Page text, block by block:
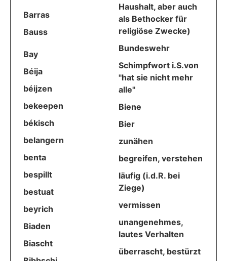
Barras
Bauss
Bay
Béija
béijzen
bekeepen
békisch
belangern
benta
bespillt
bestuat
beyrich
Biaden
Biascht
Haushalt, aber auch
als Bethocker für
religiöse Zwecke)
Bundeswehr
Schimpfwort i.S.von
"hat sie nicht mehr
alle"
Biene
Bier
zunähen
begreifen, verstehen
läufig (i.d.R. bei
Ziege)
vermissen
unangenehmes,
lautes Verhalten
überrascht, bestürzt